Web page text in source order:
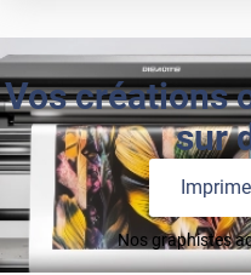
Vos créations
sur
Nos graphistes